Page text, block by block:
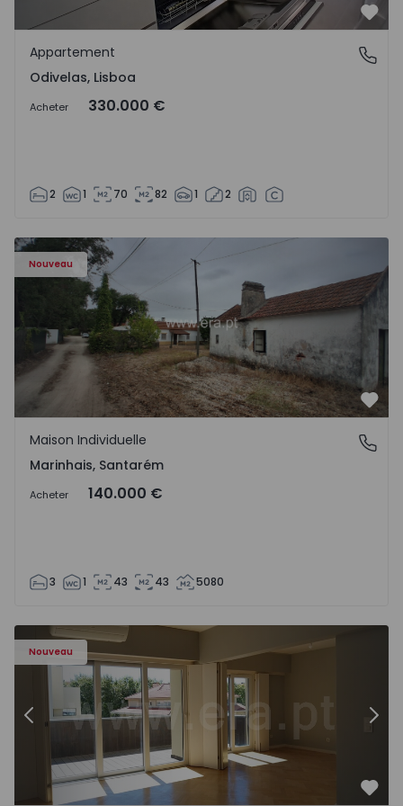
Odivelas, Lisboa
Appartement
Odivelas, Lisboa
Acheter 330.000 €
2 1 70 82 1 2
Nouveau
Appartement T3 Salvaterra de Magos, Marinhais -
Marinhais, Santarém
Maison Individuelle
Marinhais, Santarém
Acheter 140.000 €
3 1 43 43 5080
Nouveau
Appartement T3 Porto, Foz - 1536983 - 12
Précédent